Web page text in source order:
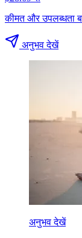
कीमत और उपलब्धता
अनुभव देखें
अनुभव देखें